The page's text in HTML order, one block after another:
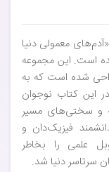
معمولی دنیا
است. این مجموعه
شده است که به
این کتاب نوجوان
و سختی‌های مسیر
فیزیک‌دان و
علمی را بخاطر
سرتاسر دنیا شد.